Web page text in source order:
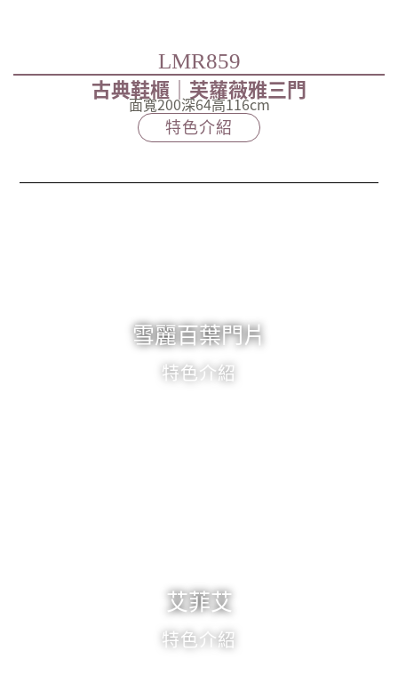
LMR859
古典鞋櫃｜芙蘿薇雅三門
面寬200深64高116cm
特色介紹
雪麗百葉門片
特色介紹
艾菲艾
特色介紹